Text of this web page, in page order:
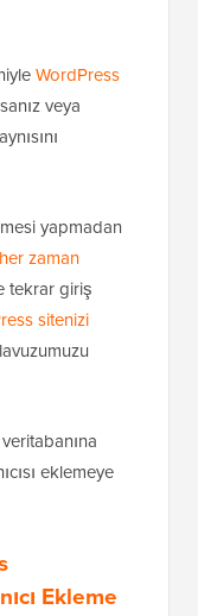
WordPress
veya
yapmadan
zaman
tekrar giriş
sitenizi
eklemeye
Ekleme